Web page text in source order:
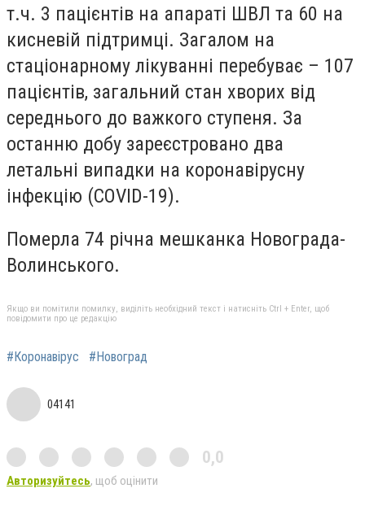
т.ч. 3 пацієнтів на апараті ШВЛ та 60 на
кисневій підтримці. Загалом на
стаціонарному лікуванні перебуває – 107
пацієнтів, загальний стан хворих від
середнього до важкого ступеня. За
останню добу зареєстровано два
летальні випадки на коронавірусну
інфекцію (COVID-19).
Померла 74 річна мешканка Новограда-
Волинського.
Якщо ви помітили помилку, виділіть необхідний текст і натисніть Ctrl + Enter, щоб
повідомити про це редакцію
#Коронавірус #Новоград
04141
0,0
Авторизуйтесь, щоб оцінити